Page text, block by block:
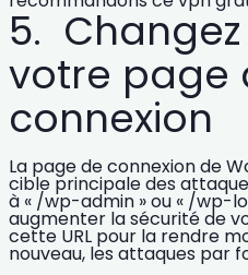
5. Changez
votre page
connexion
La page de connexion de
cible principale des
à « /wp-admin » ou « /wp-
augmenter la sécurité de
cette URL pour la rendre
nouveau, les attaques par